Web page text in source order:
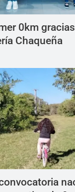
0km
Chaqueña